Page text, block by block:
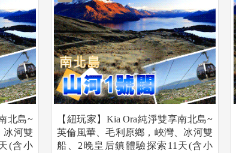
北島~
冰河雙
(含小
【紐玩家】Kia Ora純淨雙享南北島~
英倫風華、毛利原鄉，峽灣、冰河雙
船、2晚皇后鎮體驗探索11天(含小